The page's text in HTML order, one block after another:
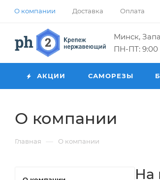
О компании Доставка Оплата
Минск,
ПН-ПТ: 9:00
АКЦИИ САМОРЕЗЫ
О компании
Главная — О компании
На